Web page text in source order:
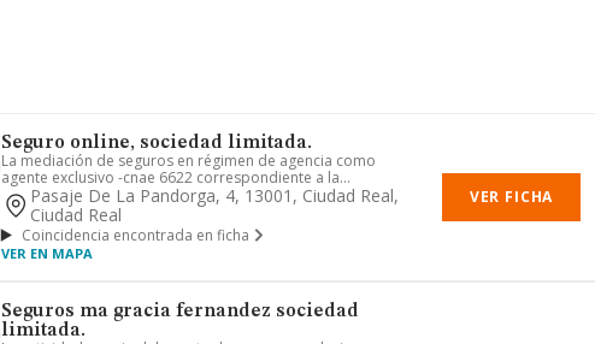
Seguro online, sociedad limitada.
La mediación de seguros en régimen de agencia como
agente exclusivo -cnae 6622 correspondiente a la...
Pasaje De La Pandorga, 4, 13001, Ciudad Real,
Ciudad Real
Coincidencia encontrada en ficha
VER EN MAPA
VER FICHA
Seguros ma gracia fernandez sociedad
limitada.